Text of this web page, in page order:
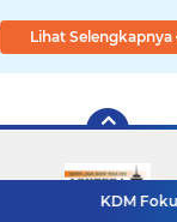
Lihat Selengkapnya
KDM Fokus